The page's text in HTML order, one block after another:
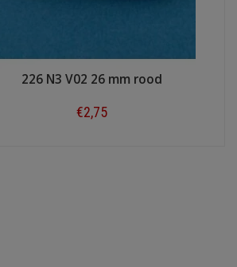
226 N3 V02 26 mm rood
€2,75